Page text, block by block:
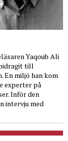
Yaqoub Ali
till
En miljö han kom
experter på
Inför den
intervju med